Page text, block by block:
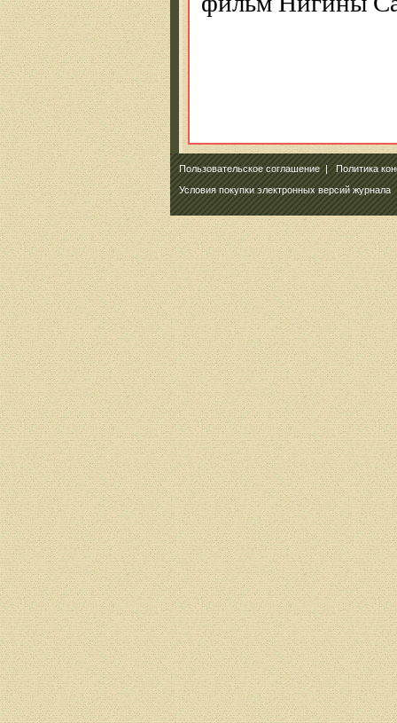
Пользовательское соглашение|Политика
Условия покупки электронных версий журнала